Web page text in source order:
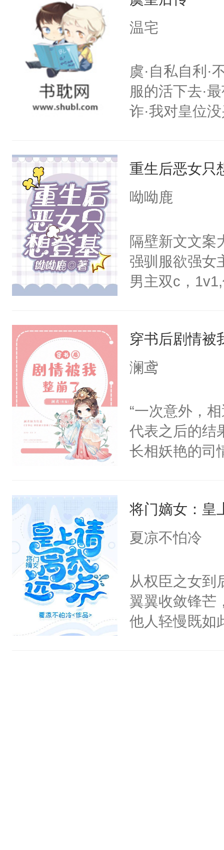
信，终于如愿
温宅
虞·自私自利·
服的活下去·
诈·我对皇位
重生开挂把自
搭伙过日子。
正经宫斗选手
重生后恶女只
呦呦鹿
隔壁新文文案
强驯服欲强女
男主双c，
世界，成为女
梁时焉从小到
助，希望梁
救，但是并
那传说中清高
红，微微颤
本文文案表
郁自卑小狼狗
被送去和亲客
是做个好好公
己。
穿书后剧情被
澜鸢
“一次意外，
代表之后的结
长相妖艳的司
宜，在经历各
却因龙契的存
眸，眼眶湿润
一定给你一个
了她一下，“
局。”
将门嫡女：皇
夏凉不怕冷
从权臣之女到
翼翼收敛锋芒
他人轻慢既如